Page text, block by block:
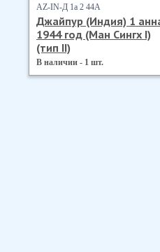
AZ-IN-Д 1а 2 44А
Джайпур (Индия) 1
1944 год (Ман Сингх I)
(тип II)
В наличии - 1 шт.